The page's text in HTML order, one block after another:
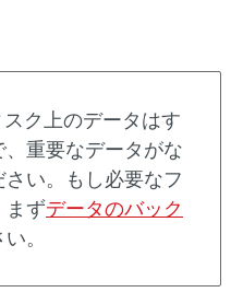
ク上のデータはす
重要なデータがな
い。もし必要なフ
まずデータのバック
。